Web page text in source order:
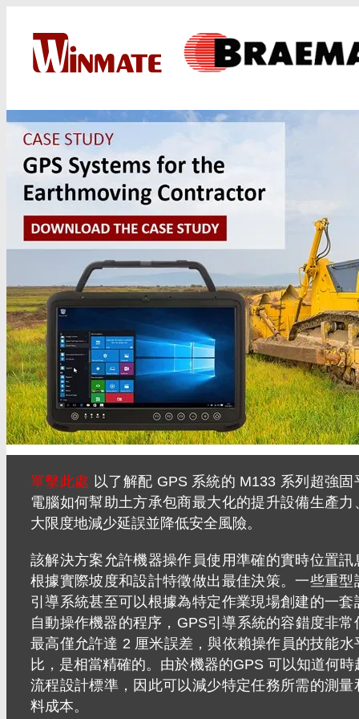
單擊此處 以了解配 GPS 系統的 M133 系列超強固
電腦如何幫助土方承包商最大化的提升設備生產力
大限度地減少延誤並降低安全風險。
該解決方案允許機器操作員使用準確的實時位置訊
根據實際坡度和設計特徵做出最佳決策。一些重型
引導系統甚至可以根據為特定作業現場創建的一套
自動操作機器的程序，GPS引導系統的容錯度非常
最高僅允許達 2 厘米誤差，與依賴操作員的技能水
比，是相當精確的。由於機器的GPS 可以知道何時
流程設計標準，因此可以減少特定任務所需的測量
料成本。